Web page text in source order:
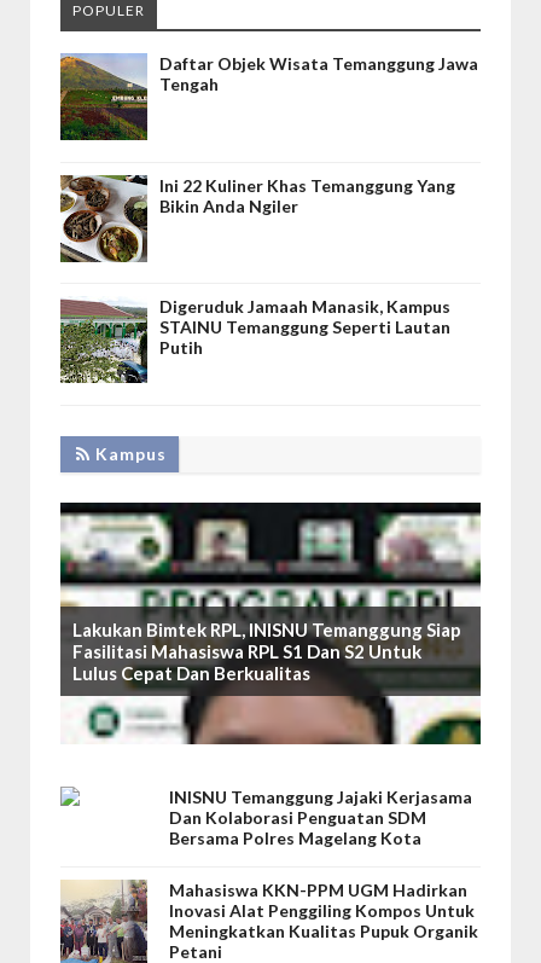
POPULER
Daftar Objek Wisata Temanggung Jawa
Tengah
Ini 22 Kuliner Khas Temanggung Yang
Bikin Anda Ngiler
Digeruduk Jamaah Manasik, Kampus
STAINU Temanggung Seperti Lautan
Putih
Kampus
Lakukan Bimtek RPL, INISNU Temanggung Siap
Fasilitasi Mahasiswa RPL S1 Dan S2 Untuk
Lulus Cepat Dan Berkualitas
INISNU Temanggung Jajaki Kerjasama
Dan Kolaborasi Penguatan SDM
Bersama Polres Magelang Kota
Mahasiswa KKN-PPM UGM Hadirkan
Inovasi Alat Penggiling Kompos Untuk
Meningkatkan Kualitas Pupuk Organik
Petani